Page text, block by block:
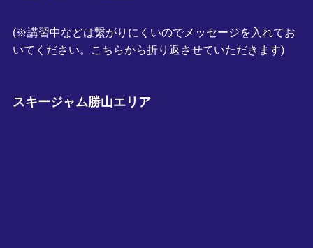
(※講習中などは繋がりにくいのでメッセージを入れてお
いてください。こちらから折り返させていただきます)
スキージャム勝山エリア